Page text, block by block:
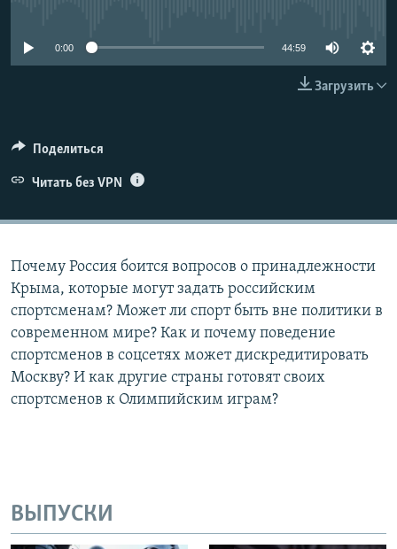
КРЫМ.НЕПОКОРЕННЫЙ
0:00 44:59
Загрузить
Поделиться
Читать без VPN
Почему Россия боится вопросов о принадлежности
Крыма, которые могут задать российским
спортсменам? Может ли спорт быть вне политики в
современном мире? Как и почему поведение
спортсменов в соцсетях может дискредитировать
Москву? И как другие страны готовят своих
спортсменов к Олимпийским играм?
ВЫПУСКИ